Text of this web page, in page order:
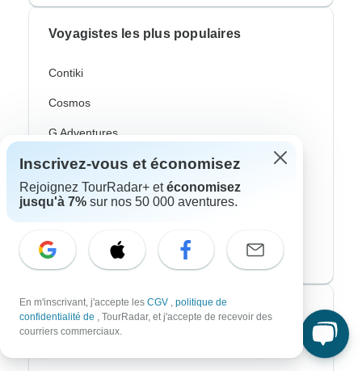
Voyagistes les plus populaires
Contiki
Cosmos
G Adventures
Intrepid
Topdeck
CroisiEurope River Cruises
Styles de voyage les plus populaires
Inscrivez-vous et économisez
Rejoignez TourRadar+ etéconomisez
jusqu'à 7% sur nos 50 000 aventures.
En m'inscrivant, j'accepte les CGV , politique de
confidentialité de , TourRadar, et j'accepte de recevoir des
courriers commerciaux.